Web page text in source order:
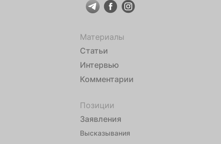
Материалы
Статьи
Интервью
Комментарии
Позиции
Заявления
Высказывания